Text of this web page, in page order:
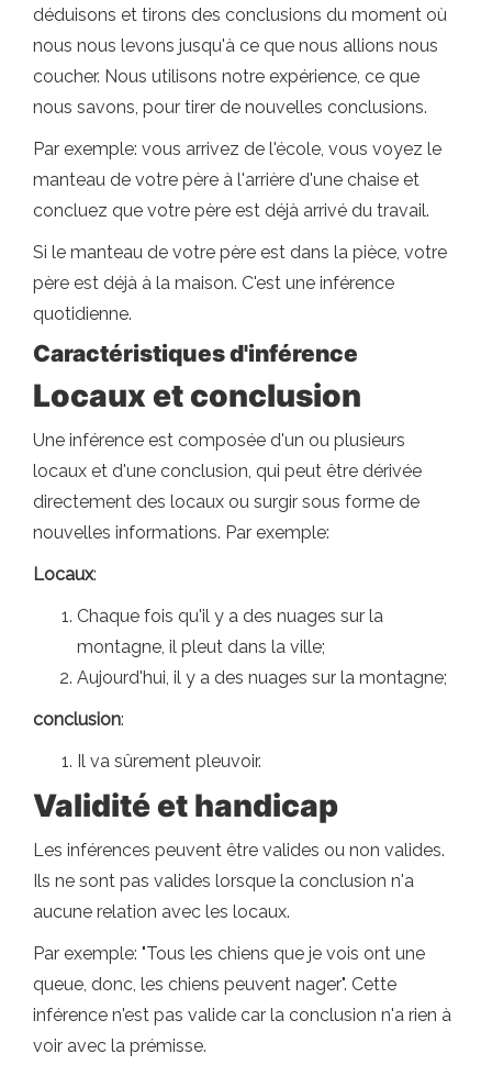
déduisons et tirons des conclusions du moment où
nous nous levons jusqu'à ce que nous allions nous
coucher. Nous utilisons notre expérience, ce que
nous savons, pour tirer de nouvelles conclusions.
Par exemple: vous arrivez de l'école, vous voyez le
manteau de votre père à l'arrière d'une chaise et
concluez que votre père est déjà arrivé du travail.
Si le manteau de votre père est dans la pièce, votre
père est déjà à la maison. C'est une inférence
quotidienne.
Caractéristiques d'inférence
Locaux et conclusion
Une inférence est composée d'un ou plusieurs
locaux et d'une conclusion, qui peut être dérivée
directement des locaux ou surgir sous forme de
nouvelles informations. Par exemple:
Locaux:
Chaque fois qu'il y a des nuages ​​sur la
montagne, il pleut dans la ville;
Aujourd'hui, il y a des nuages ​​sur la montagne;
conclusion:
Il va sûrement pleuvoir.
Validité et handicap
Les inférences peuvent être valides ou non valides.
Ils ne sont pas valides lorsque la conclusion n'a
aucune relation avec les locaux.
Par exemple: "Tous les chiens que je vois ont une
queue, donc, les chiens peuvent nager". Cette
inférence n'est pas valide car la conclusion n'a rien à
voir avec la prémisse.